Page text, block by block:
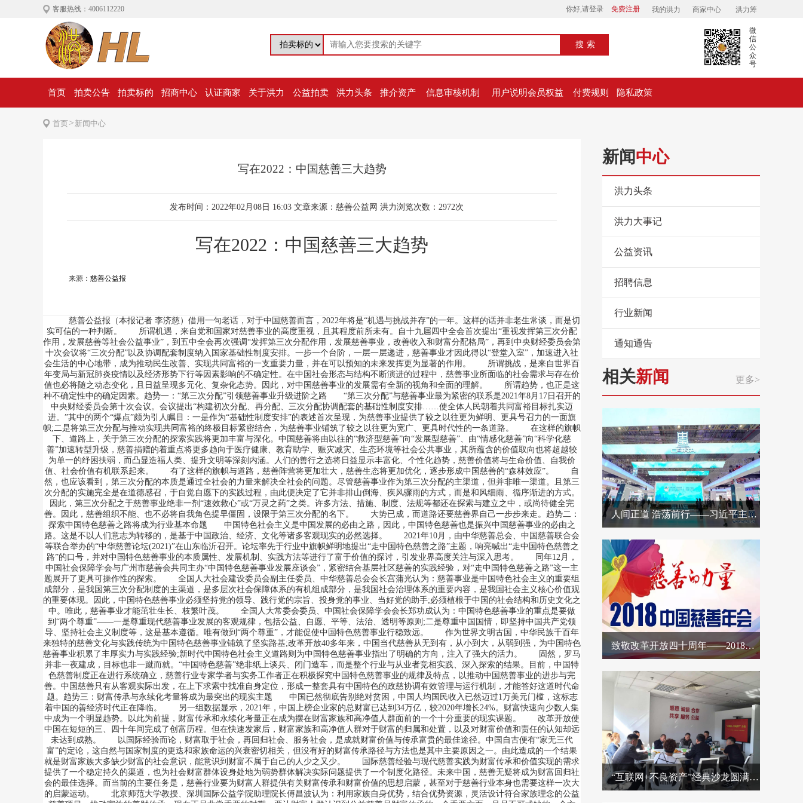
客服热线：4006112220 你好,请登录 免费注册 我的洪力 商家中心 洪力筹
搜索
微
信
公
众
号
首页 拍卖公告 拍卖标的 招商中心 认证商家 关于洪力 公益拍卖 洪力头条 推介资产 信息审核机制 用户说明会员权益 付费规则 隐私政策
首页> 新闻中心
写在2022：中国慈善三大趋势
发布时间：2022年02月08日 16:03 文章来源：慈善公益网 洪力浏览次数：2972次
写在2022：中国慈善三大趋势
来源： 慈善公益报
慈善公益报（本报记者 李济慈）借用一句老话，对于中国慈善而言，2022年将是“机遇与挑战并存”的一年。这样的话并非老生常谈，而是切
实可信的一种判断。 所谓机遇，来自党和国家对慈善事业的高度重视，且其程度前所未有。自十九届四中全会首次提出“重视发挥第三次分配
作用，发展慈善等社会公益事业”，到五中全会再次强调“发挥第三次分配作用，发展慈善事业，改善收入和财富分配格局”，再到中央财经委员会第
十次会议将“三次分配”以及协调配套制度纳入国家基础性制度安排。一步一个台阶，一层一层递进，慈善事业才因此得以“登堂入室”，加速进入社
会生活的中心地带，成为推动民生改善、实现共同富裕的一支重要力量，并在可以预知的未来发挥更为显著的作用。 所谓挑战，是来自世界百
年变局与新冠肺炎疫情以及经济形势下行等因素影响的不确定性。在中国社会形态与结构不断演进的过程中，慈善事业所面临的社会需求与存在价
值也必将随之动态变化，且日益呈现多元化、复杂化态势。因此，对中国慈善事业的发展需有全新的视角和全面的理解。 所谓趋势，也正是这
种不确定性中的确定因素。趋势一：“第三次分配”引领慈善事业升级进阶之路 “第三次分配”与慈善事业最为紧密的联系是2021年8月17日召开的
中央财经委员会第十次会议。会议提出“构建初次分配、再分配、三次分配协调配套的基础性制度安排……使全体人民朝着共同富裕目标扎实迈
进。”其中的两个“爆点”颇为引人瞩目：一是作为“基础性制度安排”的表述首次呈现，为慈善事业提供了较之以往更为鲜明、更具号召力的一面旗
帜;二是将第三次分配与推动实现共同富裕的终极目标紧密结合，为慈善事业铺筑了较之以往更为宽广、更具时代性的一条道路。 在这样的旗帜
下、道路上，关于第三次分配的探索实践将更加丰富与深化。中国慈善将由以往的“救济型慈善”向“发展型慈善”、由“情感化慈善”向“科学化慈
善”加速转型升级，慈善捐赠的着重点将更多趋向于医疗健康、教育助学、赈灾减灾、生态环境等社会公共事业，其所蕴含的价值取向也将超越较
为单一的纾困扶弱，而凸显造福人类、提升文明等深刻内涵。人们的善行之选将日益显示丰富化、个性化趋势，慈善价值将与生命价值、自我价
值、社会价值有机联系起来。 有了这样的旗帜与道路，慈善阵营将更加壮大，慈善生态将更加优化，逐步形成中国慈善的“森林效应”。 自
然，也应该看到，第三次分配的本质是通过全社会的力量来解决全社会的问题。尽管慈善事业作为第三次分配的主渠道，但并非唯一渠道。且第三
次分配的实施完全是在道德感召，于自觉自愿下的实践过程，由此便决定了它并非排山倒海、疾风骤雨的方式，而是和风细雨、循序渐进的方式。
因此，第三次分配之于慈善事业绝非一剂“速效救心”或“万灵之药”之类。许多方法、措施、制度、法规等都还在探索与建立之中，或尚待健全完
善。因此，慈善组织不能、也不必将自我角色提早僵固，设限于第三次分配的名下。 大势已成，而道路还要慈善界自己一步步来走。趋势二：
探索中国特色慈善之路将成为行业基本命题 中国特色社会主义是中国发展的必由之路，因此，中国特色慈善也是振兴中国慈善事业的必由之
路。这是不以人们意志为转移的，是基于中国政治、经济、文化等诸多客观现实的必然选择。 2021年10月，由中华慈善总会、中国慈善联合会
等联合举办的“中华慈善论坛(2021)”在山东临沂召开。论坛率先于行业中旗帜鲜明地提出“走中国特色慈善之路”主题，响亮喊出“走中国特色慈善之
路”的口号，并对中国特色慈善事业的本质属性、发展机制、实践方法等进行了富于价值的探讨，引发业界高度关注与深入思考。 同年12月，
中国社会保障学会与广州市慈善会共同主办“中国特色慈善事业发展座谈会”，紧密结合基层社区慈善的实践经验，对“走中国特色慈善之路”这一主
题展开了更具可操作性的探索。 全国人大社会建设委员会副主任委员、中华慈善总会会长宫蒲光认为：慈善事业是中国特色社会主义的重要组
成部分，是我国第三次分配制度的主渠道，是多层次社会保障体系的有机组成部分，是我国社会治理体系的重要内容，是我国社会主义核心价值观
的重要体现。因此，中国特色慈善事业必须坚持党的领导、践行党的宗旨、投身党的事业、当好党的助手;必须植根于中国的社会结构和历史文化之
中。唯此，慈善事业才能茁壮生长、枝繁叶茂。 全国人大常委会委员、中国社会保障学会会长郑功成认为：中国特色慈善事业的重点是要做
到“两个尊重”——一是尊重现代慈善事业发展的客观规律，包括公益、自愿、平等、法治、透明等原则;二是尊重中国国情，即坚持中国共产党领
导、坚持社会主义制度等，这是基本遵循。唯有做到“两个尊重”，才能促使中国特色慈善事业行稳致远。 作为世界文明古国，中华民族千百年
来独特的慈善文化与实践传统为中国特色慈善事业铺筑了坚实路基;改革开放40多年来，中国当代慈善从无到有，从小到大，从弱到强，为中国特色
慈善事业积累了丰厚实力与实践经验;新时代中国特色社会主义道路则为中国特色慈善事业指出了明确的方向，注入了强大的活力。 固然，罗马
并非一夜建成，目标也非一蹴而就。“中国特色慈善”绝非纸上谈兵、闭门造车，而是整个行业与从业者竞相实践、深入探索的结果。目前，中国特
色慈善制度正在进行系统确立，慈善行业专家学者与实务工作者正在积极探究中国特色慈善事业的规律及特点，以推动中国慈善事业的进步与完
善。中国慈善只有从客观实际出发，在上下求索中找准自身定位，形成一整套具有中国特色的政慈协调有效管理与运行机制，才能答好这道时代命
题。趋势三：财富传承与永续化考量将成为最突出的现实主题 中国已然彻底告别绝对贫困，中国人均国民收入已然迈过1万美元门槛，这标志
着中国的善经济时代正在降临。 另一组数据显示，2021年，中国上榜企业家的总财富已达到34万亿，较2020年增长24%。财富快速向少数人集
中成为一个明显趋势。以此为前提，财富传承和永续化考量正在成为摆在财富家族和高净值人群面前的一个十分重要的现实课题。 改革开放使
中国在短短的三、四十年间完成了创富历程。但在快速发家后，财富家族和高净值人群对于财富的归属和处置，以及对财富价值和责任的认知却远
未达到成熟。 以国际经验而论，财富取于社会，再回归社会、服务社会，是成就财富价值与传承富贵的最佳途径。中国自古便有“家无三代
富”的定论，这自然与国家制度的更迭和家族命运的兴衰密切相关，但没有好的财富传承路径与方法也是其中主要原因之一。由此造成的一个结果
就是财富家族大多缺少财富的社会意识，能意识到财富不属于自己的人少之又少。 国际慈善经验与现代慈善实践为财富传承和价值实现的需求
提供了一个稳定持久的渠道，也为社会财富群体设身处地为弱势群体解决实际问题提供了一个制度化路径。未来中国，慈善无疑将成为财富回归社
会的最佳选择。而当前的主要任务是，慈善行业要为财富人群提供有关财富传承和财富价值的思想启蒙，甚至对于慈善行业本身也需要这样一次大
的启蒙运动。 北京师范大学教授、深圳国际公益学院助理院长傅昌波认为：利用家族自身优势，结合优势资源，灵活设计符合家族理念的公益
新闻中心
洪力头条
洪力大事记
公益资讯
招聘信息
行业新闻
通知通告
相关新闻 更多>
人间正道 浩荡前行——习近平主席出席首届中国国际进口博览会纪实
致敬改革开放四十周年——2018中国慈善年会征文启动
“互联网+不良资产”经典沙龙圆满成功，收获颇丰！